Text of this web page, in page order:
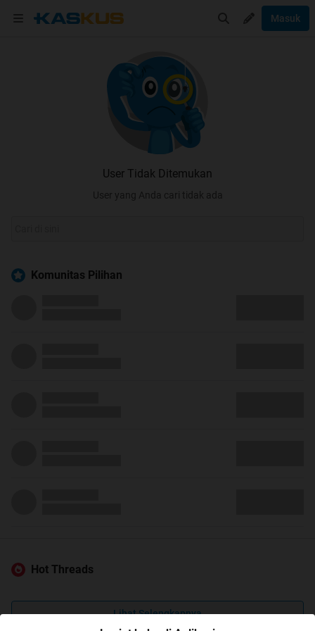
Masuk
User Tidak Ditemukan
User yang Anda cari tidak ada
Komunitas Pilihan
Hot Threads
Lihat Selengkapnya